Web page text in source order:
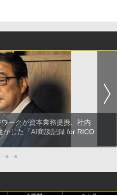
ークが資本業務提携、社内
かした「AI商談記録 for RICO
● ●